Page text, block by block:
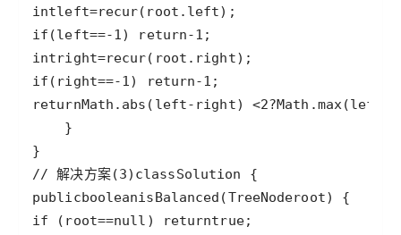
intleft=recur( root . left
if (left==-1) return-1
intright=recur( root . right
if ( right==-1) return-1
returnMath . abs ( left- right) <2?Math .max(left
// 解决方案(3) classSolution
publicbooleanisBalanced (TreeNoderoot
if ( root==null ) returntrue